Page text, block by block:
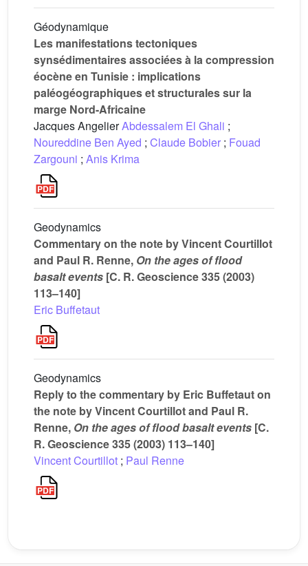
Géodynamique
Les manifestations tectoniques
synsédimentaires associées à la compression
éocène en Tunisie : implications
paléogéographiques et structurales sur la
marge Nord-Africaine
Jacques AngelierAbdessalem El Ghali ;
Noureddine Ben Ayed ; Claude Bobier ; Fouad
Zargouni ; Anis Krima
Geodynamics
Commentary on the note by Vincent Courtillot
and Paul R. Renne, On the ages of flood
basalt events [C. R. Geoscience 335 (2003)
113–140]
Eric Buffetaut
Geodynamics
Reply to the commentary by Eric Buffetaut on
the note by Vincent Courtillot and Paul R.
Renne, On the ages of flood basalt events [C.
R. Geoscience 335 (2003) 113–140]
Vincent Courtillot ; Paul Renne